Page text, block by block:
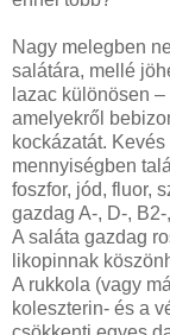
Nagy melegben
salátára, mellé
lazac különösen
amelyekről
kockázatát.
mennyiségben
foszfor, jód, fluor,
gazdag A-, D-,
A saláta gazdag
likopinnak
A rukkola (vagy
koleszterin- és a